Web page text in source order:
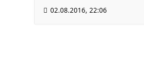
02.08.2016, 22:06